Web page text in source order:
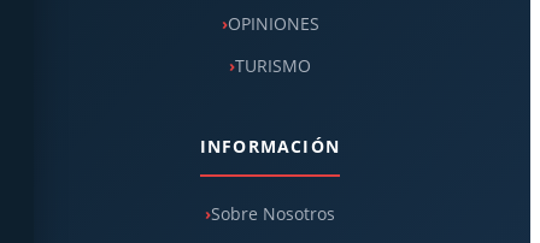
OPINIONES
TURISMO
INFORMACIÓN
Sobre Nosotros